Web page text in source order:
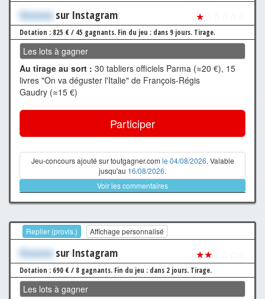
Xxxxxxx sur Instagram ★
Dotation : 825 € / 45 gagnants. Fin du jeu : dans 9 jours. Tirage.
Les lots à gagner
Au tirage au sort : 30 tabliers officiels Parma (≈20 €), 15
livres "On va déguster l'Italie" de François-Régis
Gaudry (≈15 €)
Participer
Jeu-concours ajouté sur toutgagner.com le 04/08/2026. Valable
jusqu'au 16/08/2026.
Voir les commentaires
Replier (provis.) Affichage personnalisé
Xxxxxxx sur Instagram ★★
Dotation : 690 € / 8 gagnants. Fin du jeu : dans 2 jours. Tirage.
Les lots à gagner